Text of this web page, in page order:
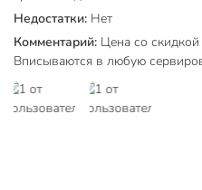
Да, бокалы RCR Etna
хрустального стекла
посудомоечной машине
Чем этот набор удобнее
долго сохраняет блеск.
раскрыть вкус
Недостатки: Нет
Комментарий: Цена со
Вписываются в любую